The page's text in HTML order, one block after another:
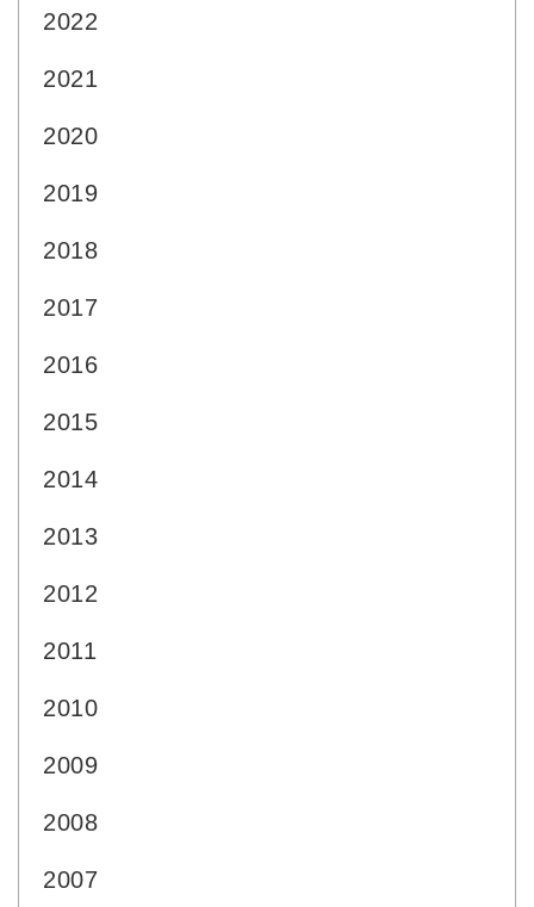
2022
2021
2020
2019
2018
2017
2016
2015
2014
2013
2012
2011
2010
2009
2008
2007